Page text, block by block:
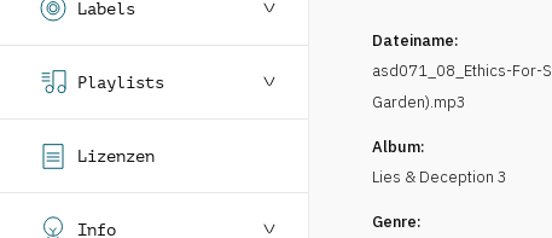
Labels
Playlists
Lizenzen
Info
Dateiname:
asd071_08_Ethics-For-
Garden).mp3
Album:
Lies & Deception 3
Genre: